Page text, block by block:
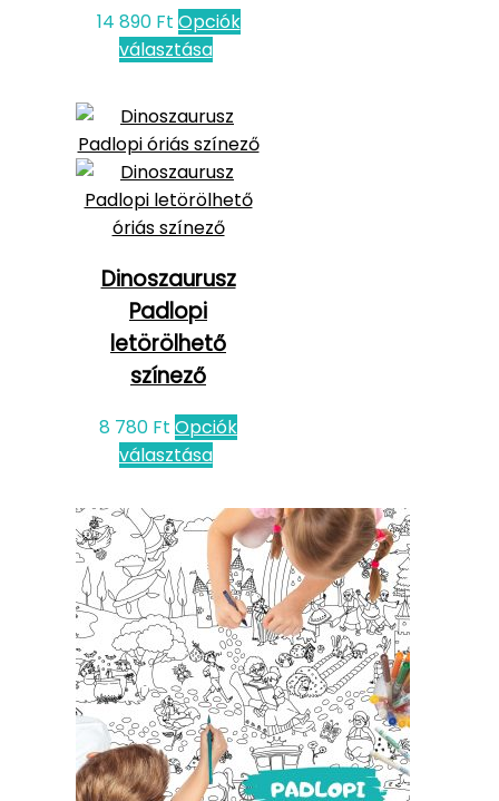
14 890 Ft Opciók
választása
Dinoszaurusz
Padlopi
letörölhető
színező
8 780 Ft Opciók
választása